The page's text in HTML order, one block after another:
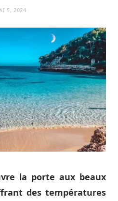
5, 2024
la porte aux beaux
des températures